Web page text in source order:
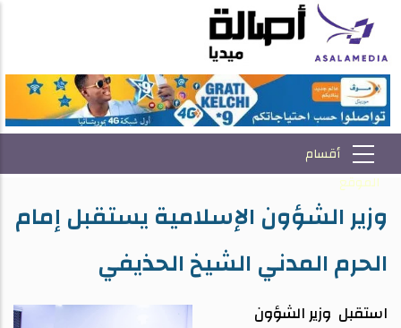
وزير الشؤون الإسلامية يستقبل إمام
الحرم المدني الشيخ الحذيفي
استقبل وزير الشؤون